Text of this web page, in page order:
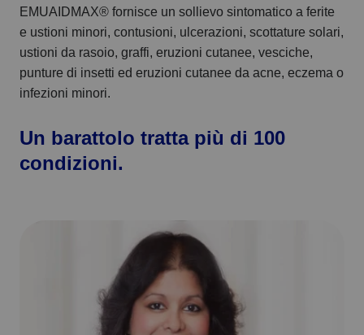
EMUAIDMAX® fornisce un sollievo sintomatico a ferite
e ustioni minori, contusioni, ulcerazioni, scottature solari,
ustioni da rasoio, graffi, eruzioni cutanee, vesciche,
punture di insetti ed eruzioni cutanee da acne, eczema o
infezioni minori.
Un barattolo tratta più di 100
condizioni.